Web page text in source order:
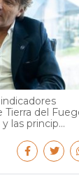
Tierra del
las princip...